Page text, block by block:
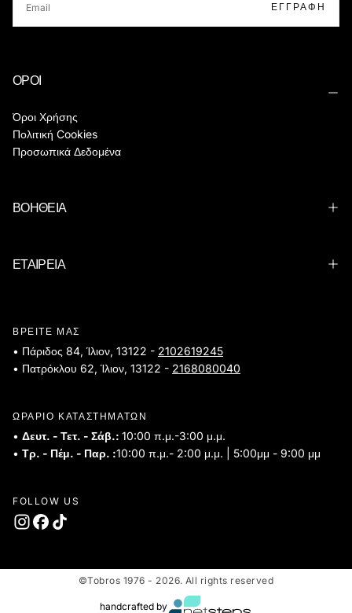
ΕΓΓΡΑΦΉ
ΟΡΟΙ
Όροι Χρήσης
Πολιτική Cookies
Προσωπικά Δεδομένα
ΒΟΗΘΕΙΑ
ΕΤΑΙΡΕΙΑ
ΒΡΕΙΤΕ ΜΑΣ
• Πάριδος 84, Ίλιον, 13122 - 2102619245
• Πατρόκλου 62, Ίλιον, 13122 - 2168080040
ΩΡΑΡΙΟ ΚΑΤΑΣΤΗΜΑΤΩΝ
• Δευτ. - Τετ. - Σάβ.: 10:00 π.μ.-3:00 μ.μ.
• Τρ. - Πέμ. - Παρ. :10:00 π.μ.- 2:00 μ.μ. | 5:00μμ - 9:00 μμ
FOLLOW US
©Tobros 1976 - 2026. All rights reserved
handcrafted by